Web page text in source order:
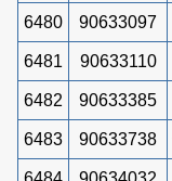
6480 90633097
6481 90633110
6482 90633385
6483 90633738